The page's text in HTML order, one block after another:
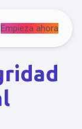
Empieza ahora